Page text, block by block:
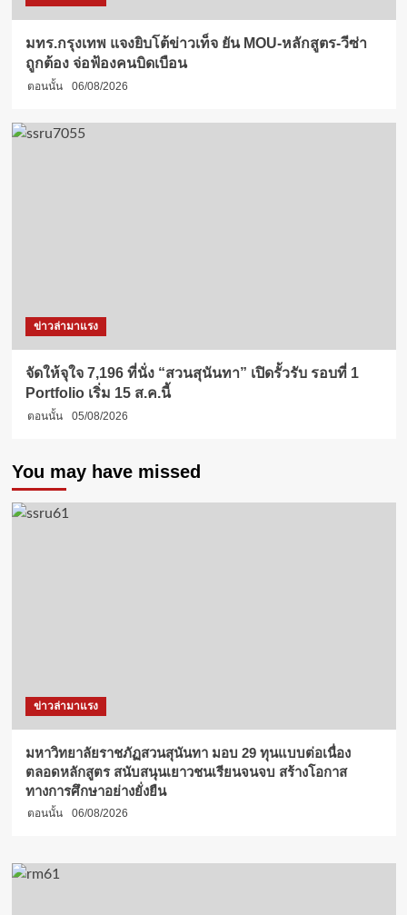
มทร.กรุงเทพ แจงยิบโต้ข่าวเท็จ ยัน MOU-หลักสูตร-วีซ่า
ถูกต้อง จ่อฟ้องคนบิดเบือน
ตอนนั้น 06/08/2026
ข่าวล่ามาแรง
จัดให้จุใจ 7,196 ที่นั่ง “สวนสุนันทา” เปิดรั้วรับ รอบที่ 1
Portfolio เริ่ม 15 ส.ค.นี้
ตอนนั้น 05/08/2026
You may have missed
ข่าวล่ามาแรง
มหาวิทยาลัยราชภัฏสวนสุนันทา มอบ 29 ทุนแบบต่อเนื่อง
ตลอดหลักสูตร สนับสนุนเยาวชนเรียนจนจบ สร้างโอกาส
ทางการศึกษาอย่างยั่งยืน
ตอนนั้น 06/08/2026